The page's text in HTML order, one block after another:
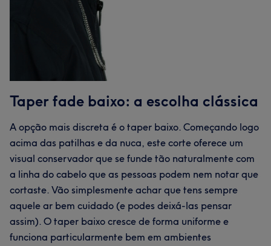
Taper fade baixo: a escolha clássica
A opção mais discreta é o taper baixo. Começando logo
acima das patilhas e da nuca, este corte oferece um
visual conservador que se funde tão naturalmente com
a linha do cabelo que as pessoas podem nem notar que
cortaste. Vão simplesmente achar que tens sempre
aquele ar bem cuidado (e podes deixá-las pensar
assim). O taper baixo cresce de forma uniforme e
funciona particularmente bem em ambientes